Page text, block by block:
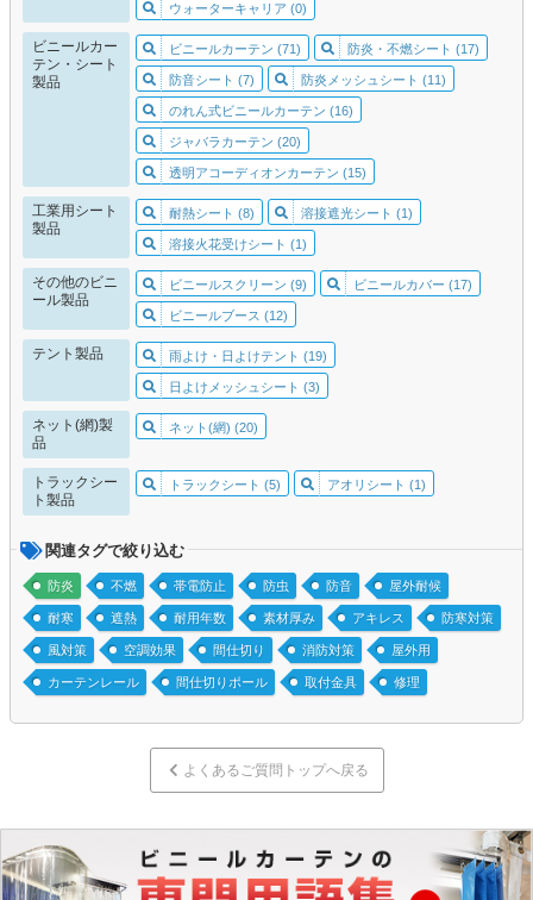
ウォーターキャリア (0)
ビニールカー
テン・シート
製品
ビニールカーテン (71) 防炎・不燃シート (17)
防音シート (7) 防炎メッシュシート (11)
のれん式ビニールカーテン (16)
ジャバラカーテン (20)
透明アコーディオンカーテン (15)
工業用シート
製品
耐熱シート (8) 溶接遮光シート (1)
溶接火花受けシート (1)
その他のビニ
ール製品
ビニールスクリーン (9) ビニールカバー (17)
ビニールブース (12)
テント製品 雨よけ・日よけテント (19)
日よけメッシュシート (3)
ネット(網)製
品
ネット(網) (20)
トラックシー
ト製品
トラックシート (5) アオリシート (1)
関連タグで絞り込む
防炎 不燃 帯電防止 防虫 防音 屋外耐候
耐寒 遮熱 耐用年数 素材厚み アキレス 防寒対策
風対策 空調効果 間仕切り 消防対策 屋外用
カーテンレール 間仕切りポール 取付金具 修理
よくあるご質問トップへ戻る